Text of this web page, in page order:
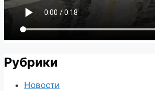
Рубрики
Новости